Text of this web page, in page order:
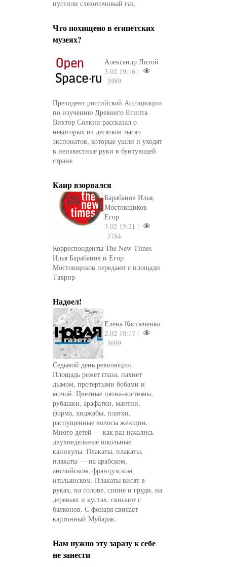
пустили слезоточивый газ.
Что похищено в египетских
музеях?
Александр Литой
3.02 19:16 |
3989
Президент российской Ассоциации
по изучению Древнего Египта
Виктор Солкин рассказал о
некоторых из десятков тысяч
экспонатов, которые ушли и уходят
в неизвестные руки в бунтующей
стране
Каир взорвался
Барабанов Илья,
Мостовщиков
Егор
3.02 15:21 |
3784
Корреспонденты The New Times
Илья Барабанов и Егор
Мостовщиков передают с площади
Тахрир
Надоел!
Елена Костюченко
2.02 10:17 |
3699
Седьмой день революции.
Площадь режет глаза, пахнет
дымом, протертыми бобами и
мочой. Цветные пятна-костюмы,
рубашки, арафатки, мантии,
форма, хиджабы, платки,
распущенные волосы женщин.
Mного детей — как раз начались
двухнедельные школьные
каникулы. Плакаты, плакаты,
плакаты — на арабском,
английском, французском,
итальянском. Плакаты висят в
руках, на голове, спине и груди, на
деревьях и кустах, свисают с
балконов. С фонаря свисает
картонный Мубарак.
Нам нужно эту заразу к себе
не занести